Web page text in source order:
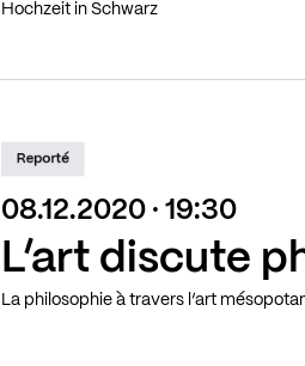
Hochzeit in Schwarz
Reporté
08.12.2020 · 19:30
L’art discute
La philosophie à travers l’art